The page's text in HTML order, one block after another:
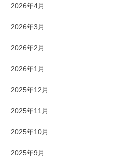
2026年4月
2026年3月
2026年2月
2026年1月
2025年12月
2025年11月
2025年10月
2025年9月